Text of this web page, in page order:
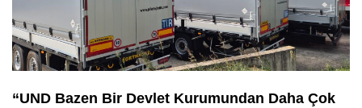
“UND Bazen Bir Devlet Kurumundan Daha Çok